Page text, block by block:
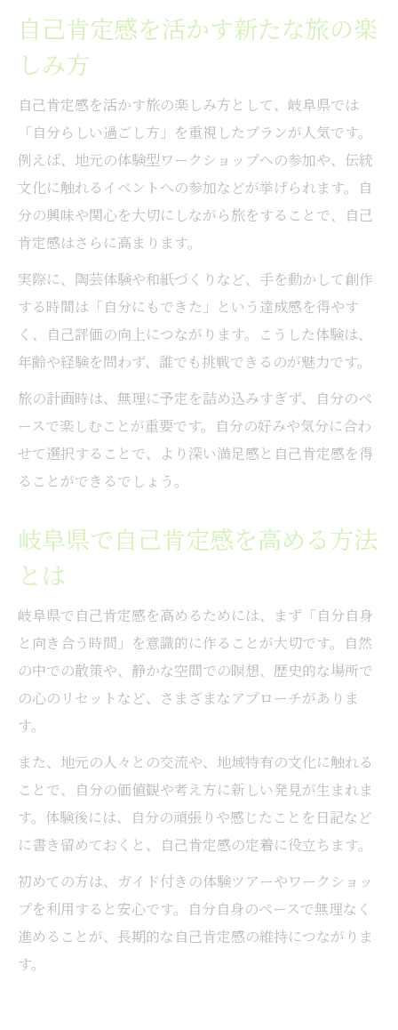
自己肯定感を活かす新たな旅の楽
しみ方
自己肯定感を活かす旅の楽しみ方として、岐阜県では
「自分らしい過ごし方」を重視したプランが人気です。
例えば、地元の体験型ワークショップへの参加や、伝統
文化に触れるイベントへの参加などが挙げられます。自
分の興味や関心を大切にしながら旅をすることで、自己
肯定感はさらに高まります。
実際に、陶芸体験や和紙づくりなど、手を動かして創作
する時間は「自分にもできた」という達成感を得やす
く、自己評価の向上につながります。こうした体験は、
年齢や経験を問わず、誰でも挑戦できるのが魅力です。
旅の計画時は、無理に予定を詰め込みすぎず、自分のペ
ースで楽しむことが重要です。自分の好みや気分に合わ
せて選択することで、より深い満足感と自己肯定感を得
ることができるでしょう。
岐阜県で自己肯定感を高める方法
とは
岐阜県で自己肯定感を高めるためには、まず「自分自身
と向き合う時間」を意識的に作ることが大切です。自然
の中での散策や、静かな空間での瞑想、歴史的な場所で
の心のリセットなど、さまざまなアプローチがありま
す。
また、地元の人々との交流や、地域特有の文化に触れる
ことで、自分の価値観や考え方に新しい発見が生まれま
す。体験後には、自分の頑張りや感じたことを日記など
に書き留めておくと、自己肯定感の定着に役立ちます。
初めての方は、ガイド付きの体験ツアーやワークショッ
プを利用すると安心です。自分自身のペースで無理なく
進めることが、長期的な自己肯定感の維持につながりま
す。